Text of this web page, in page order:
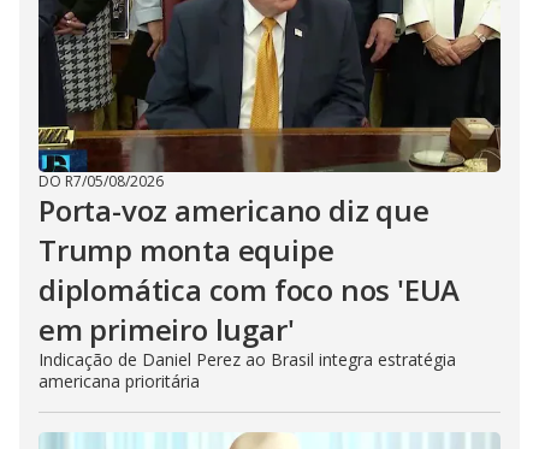
DO R7/05/08/2026
Porta-voz americano diz que
Trump monta equipe
diplomática com foco nos 'EUA
em primeiro lugar'
Indicação de Daniel Perez ao Brasil integra estratégia
americana prioritária